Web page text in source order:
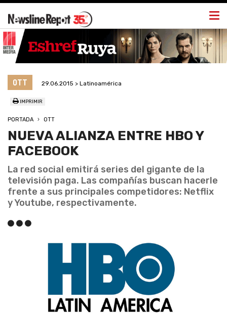
OTT 29.06.2015 > Latinoamérica
IMPRIMIR
PORTADA OTT
NUEVA ALIANZA ENTRE HBO Y
FACEBOOK
La red social emitirá series del gigante de la
televisión paga. Las compañías buscan hacerle
frente a sus principales competidores: Netflix
y Youtube, respectivamente.